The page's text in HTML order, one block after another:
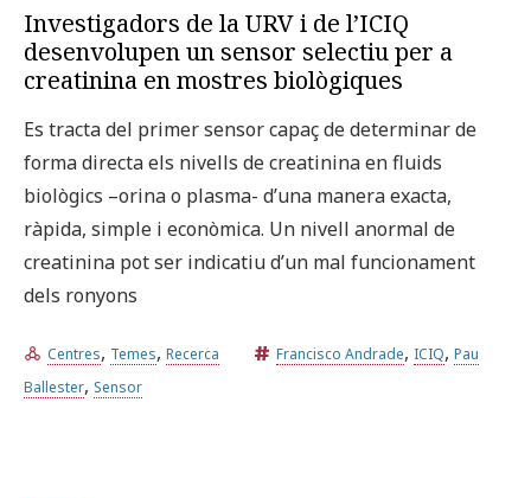
Investigadors de la URV i de l’ICIQ
desenvolupen un sensor selectiu per a
creatinina en mostres biològiques
Es tracta del primer sensor capaç de determinar de
forma directa els nivells de creatinina en fluids
biològics –orina o plasma- d’una manera exacta,
ràpida, simple i econòmica. Un nivell anormal de
creatinina pot ser indicatiu d’un mal funcionament
dels ronyons
Centres, Temes, Recerca Francisco Andrade, ICIQ, Pau
Ballester, Sensor